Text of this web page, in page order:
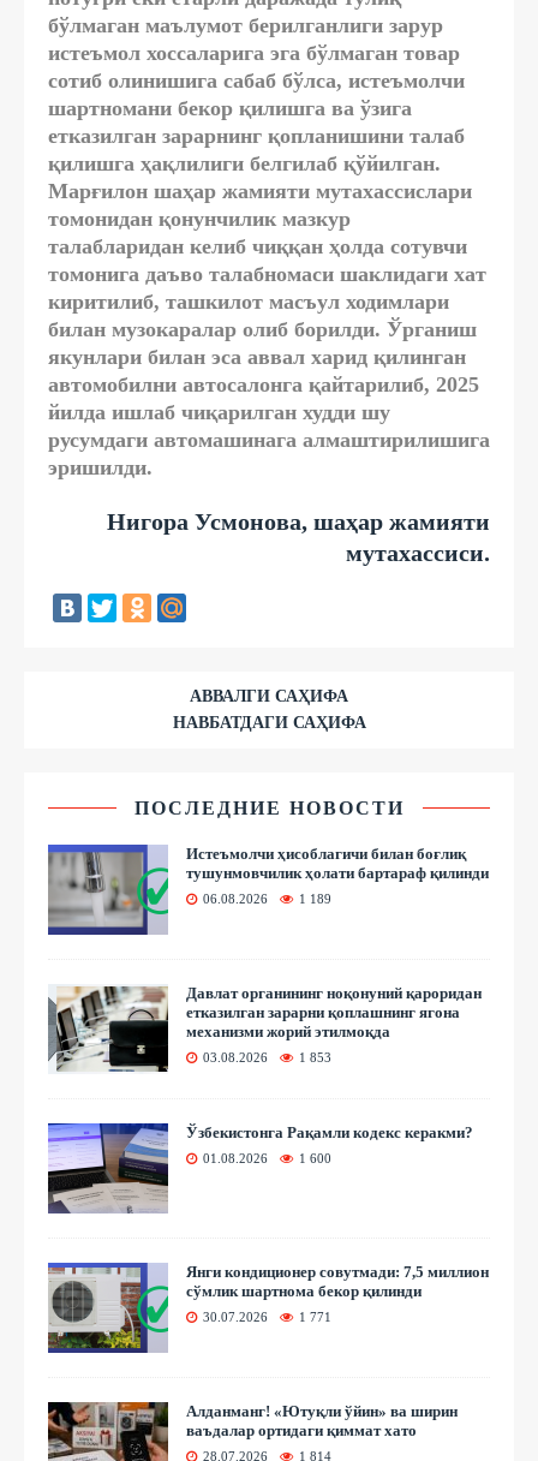
бўлмаган маълумот берилганлиги зарур
истеъмол хоссаларига эга бўлмаган товар
сотиб олинишига сабаб бўлса, истеъмолчи
шартномани бекор қилишга ва ўзига
етказилган зарарнинг қопланишини талаб
қилишга ҳақлилиги белгилаб қўйилган.
Марғилон шаҳар жамияти мутахассислари
томонидан қонунчилик мазкур
талабларидан келиб чиққан ҳолда сотувчи
томонига даъво талабномаси шаклидаги хат
киритилиб, ташкилот масъул ходимлари
билан музокаралар олиб борилди. Ўрганиш
якунлари билан эса аввал харид қилинган
автомобилни автосалонга қайтарилиб, 2025
йилда ишлаб чиқарилган худди шу
русумдаги автомашинага алмаштирилишига
эришилди.
Нигора Усмонова, шаҳар жамияти
мутахассиси.
АВВАЛГИ САҲИФА
НАВБАТДАГИ САҲИФА
ПОСЛЕДНИЕ НОВОСТИ
Истеъмолчи ҳисоблагичи билан боғлиқ
тушунмовчилик ҳолати бартараф қилинди
06.08.2026 1 189
Давлат органининг ноқонуний қароридан
етказилган зарарни қоплашнинг ягона
механизми жорий этилмоқда
03.08.2026 1 853
Ўзбекистонга Рақамли кодекс керакми?
01.08.2026 1 600
Янги кондиционер совутмади: 7,5 миллион
сўмлик шартнома бекор қилинди
30.07.2026 1 771
Алданманг! «Ютуқли ўйин» ва ширин
ваъдалар ортидаги қиммат хато
28.07.2026 1 814